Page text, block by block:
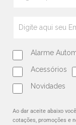
Alarme
Acessórios
Novidades
Ao dar aceite abaixo
cotações, promoções e